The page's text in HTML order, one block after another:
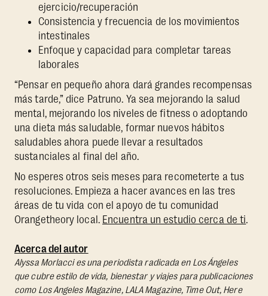
ejercicio/recuperación
Consistencia y frecuencia de los movimientos
intestinales
Enfoque y capacidad para completar tareas
laborales
“Pensar en pequeño ahora dará grandes recompensas
más tarde,” dice Patruno. Ya sea mejorando la salud
mental, mejorando los niveles de fitness o adoptando
una dieta más saludable, formar nuevos hábitos
saludables ahora puede llevar a resultados
sustanciales al final del año.
No esperes otros seis meses para recometerte a tus
resoluciones. Empieza a hacer avances en las tres
áreas de tu vida con el apoyo de tu comunidad
Orangetheory local. Encuentra un estudio cerca de ti.
Acerca del autor
Alyssa Morlacci es una periodista radicada en Los Ángeles
que cubre estilo de vida, bienestar y viajes para publicaciones
como Los Angeles Magazine, LALA Magazine, Time Out, Here